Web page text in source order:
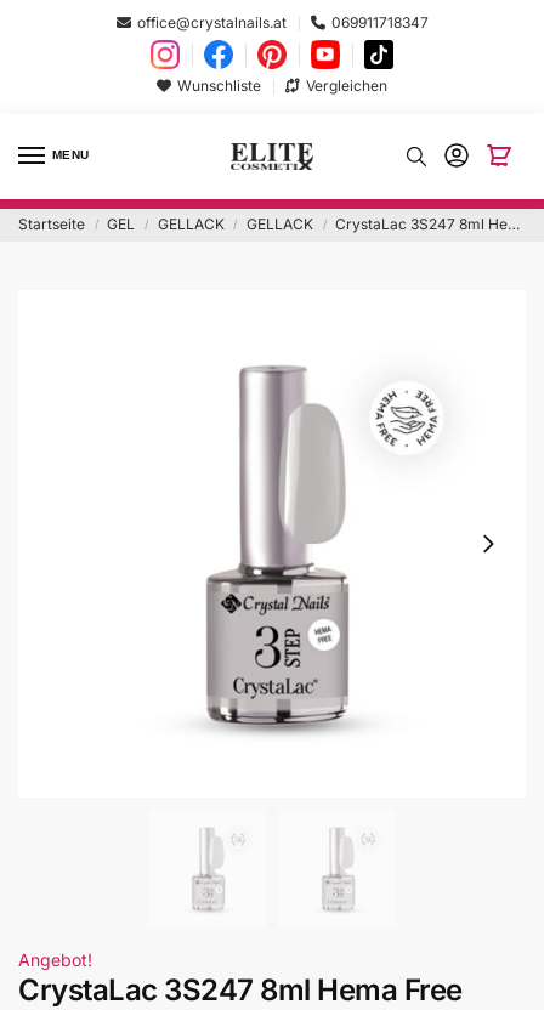
office@crystalnails.at 069911718347
Wunschliste Vergleichen
MENU
Startseite / GEL / GELLACK / GELLACK / CrystaLac 3S247 8ml Hema Free
Angebot!
CrystaLac 3S247 8ml Hema Free